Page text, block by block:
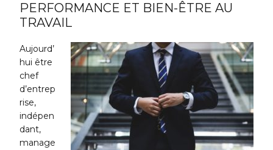
PERFORMANCE ET BIEN-ÊTRE AU
TRAVAIL
Aujourd’
hui être
chef
d’entrep
rise,
indépen
dant,
manage